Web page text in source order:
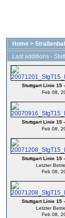
Home >
Last additions -
Stuttgart Linie 15
Feb 08,
Stuttgart Linie 15
Feb 08,
Stuttgart Linie 15
Letzter
Feb 08,
Stuttgart Linie 15
Letzter
Feb 08,